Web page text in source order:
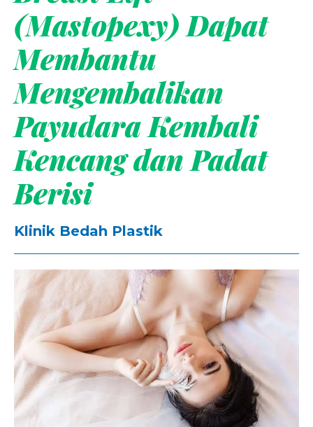
(Mastopexy) Dapat
Membantu
Mengembalikan
Payudara Kembali
Kencang dan Padat
Berisi
Klinik Bedah Plastik